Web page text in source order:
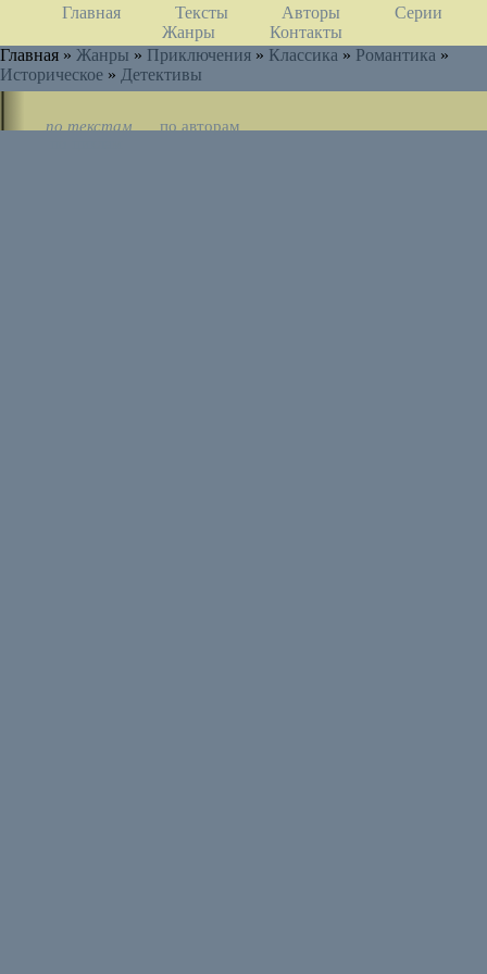
Главная Тексты Авторы
Серии
Жанры
Контакты
Главная » Жанры » Приключения » Классика » Романтика »
Историческое » Детективы
по текстам
по авторам